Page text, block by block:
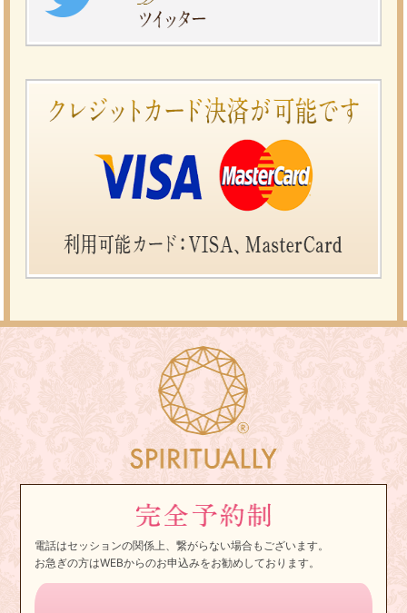
電話はセッションの関係上、繋がらない場合もございます。
お急ぎの方はWEBからのお申込みをお勧めしております。